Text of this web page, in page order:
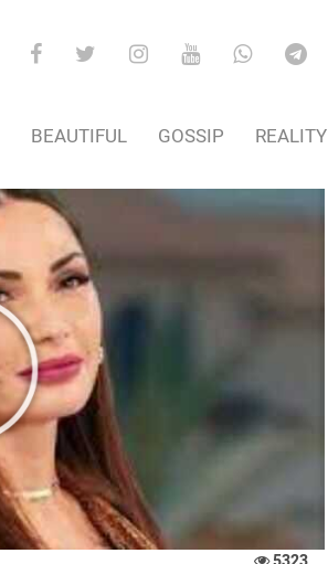
BEAUTIFUL GOSSIP REALITY